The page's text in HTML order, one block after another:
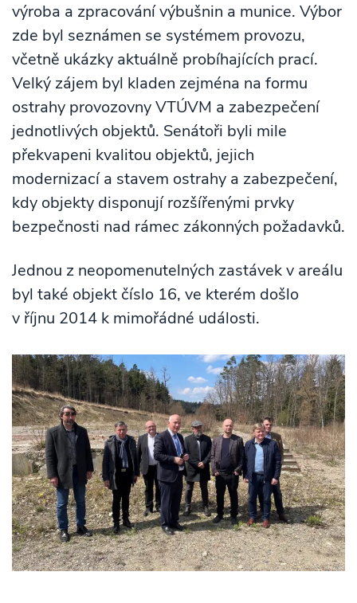
výroba a zpracování výbušnin a munice. Výbor
zde byl seznámen se systémem provozu,
včetně ukázky aktuálně probíhajících prací.
Velký zájem byl kladen zejména na formu
ostrahy provozovny VTÚVM a zabezpečení
jednotlivých objektů. Senátoři byli mile
překvapeni kvalitou objektů, jejich
modernizací a stavem ostrahy a zabezpečení,
kdy objekty disponují rozšířenými prvky
bezpečnosti nad rámec zákonných požadavků.
Jednou z neopomenutelných zastávek v areálu
byl také objekt číslo 16, ve kterém došlo
v říjnu 2014 k mimořádné události.